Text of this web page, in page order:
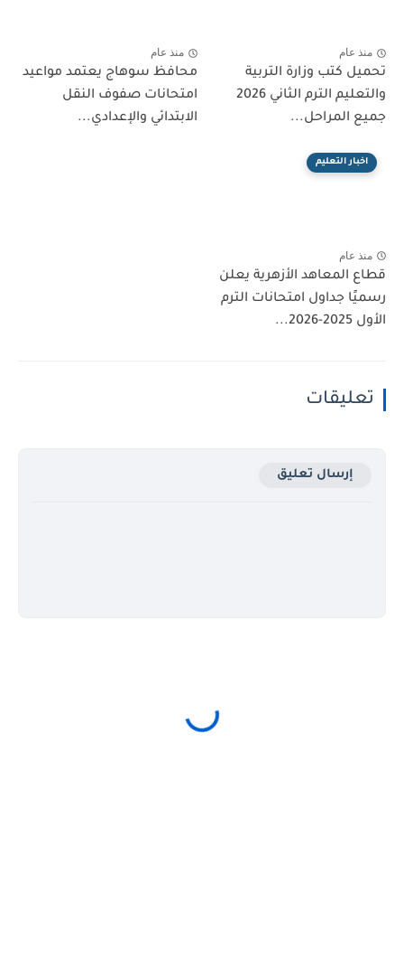
منذ عام
تحميل كتب وزارة التربية
والتعليم الترم الثاني 2026
جميع المراحل...
منذ عام
محافظ سوهاج يعتمد مواعيد
امتحانات صفوف النقل
الابتدائي والإعدادي...
اخبار التعليم
منذ عام
قطاع المعاهد الأزهرية يعلن
رسميًا جداول امتحانات الترم
الأول 2025-2026...
تعليقات
إرسال تعليق